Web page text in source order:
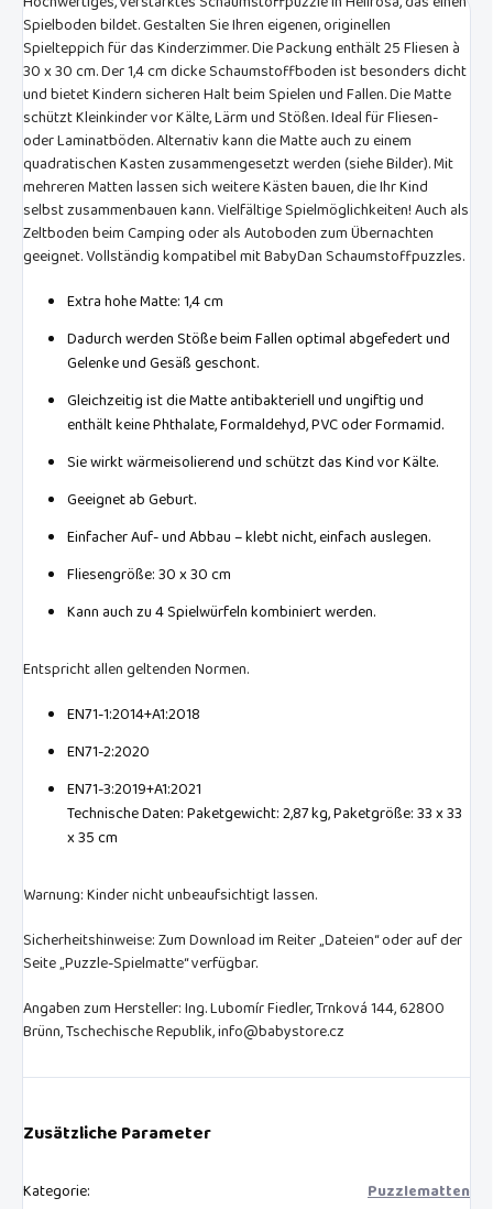
Spielboden bildet. Gestalten Sie Ihren eigenen, originellen
Spielteppich für das Kinderzimmer. Die Packung enthält 25 Fliesen à
30 x 30 cm. Der 1,4 cm dicke Schaumstoffboden ist besonders dicht
und bietet Kindern sicheren Halt beim Spielen und Fallen. Die Matte
schützt Kleinkinder vor Kälte, Lärm und Stößen. Ideal für Fliesen-
oder Laminatböden. Alternativ kann die Matte auch zu einem
quadratischen Kasten zusammengesetzt werden (siehe Bilder). Mit
mehreren Matten lassen sich weitere Kästen bauen, die Ihr Kind
selbst zusammenbauen kann. Vielfältige Spielmöglichkeiten! Auch als
Zeltboden beim Camping oder als Autoboden zum Übernachten
geeignet. Vollständig kompatibel mit BabyDan Schaumstoffpuzzles.
Extra hohe Matte: 1,4 cm
Dadurch werden Stöße beim Fallen optimal abgefedert und
Gelenke und Gesäß geschont.
Gleichzeitig ist die Matte antibakteriell und ungiftig und
enthält keine Phthalate, Formaldehyd, PVC oder Formamid.
Sie wirkt wärmeisolierend und schützt das Kind vor Kälte.
Geeignet ab Geburt.
Einfacher Auf- und Abbau – klebt nicht, einfach auslegen.
Fliesengröße: 30 x 30 cm
Kann auch zu 4 Spielwürfeln kombiniert werden.
Entspricht allen geltenden Normen.
EN71-1:2014+A1:2018
EN71-2:2020
EN71-3:2019+A1:2021
Technische Daten: Paketgewicht: 2,87 kg, Paketgröße: 33 x 33
x 35 cm
Warnung: Kinder nicht unbeaufsichtigt lassen.
Sicherheitshinweise: Zum Download im Reiter „Dateien“ oder auf der
Seite „Puzzle-Spielmatte“ verfügbar.
Angaben zum Hersteller: Ing. Lubomír Fiedler, Trnková 144, 62800
Brünn, Tschechische Republik, info@babystore.cz
Zusätzliche Parameter
Kategorie:
Puzzlematten